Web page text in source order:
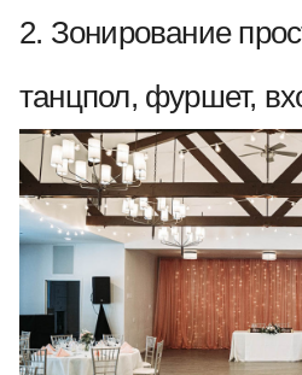
2. Зонирование
танцпол, фуршет,